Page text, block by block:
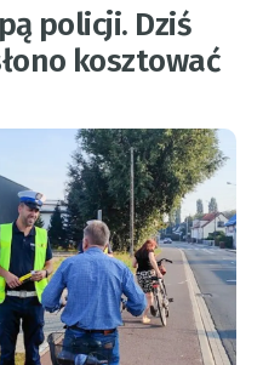
policji. Dziś
kosztować